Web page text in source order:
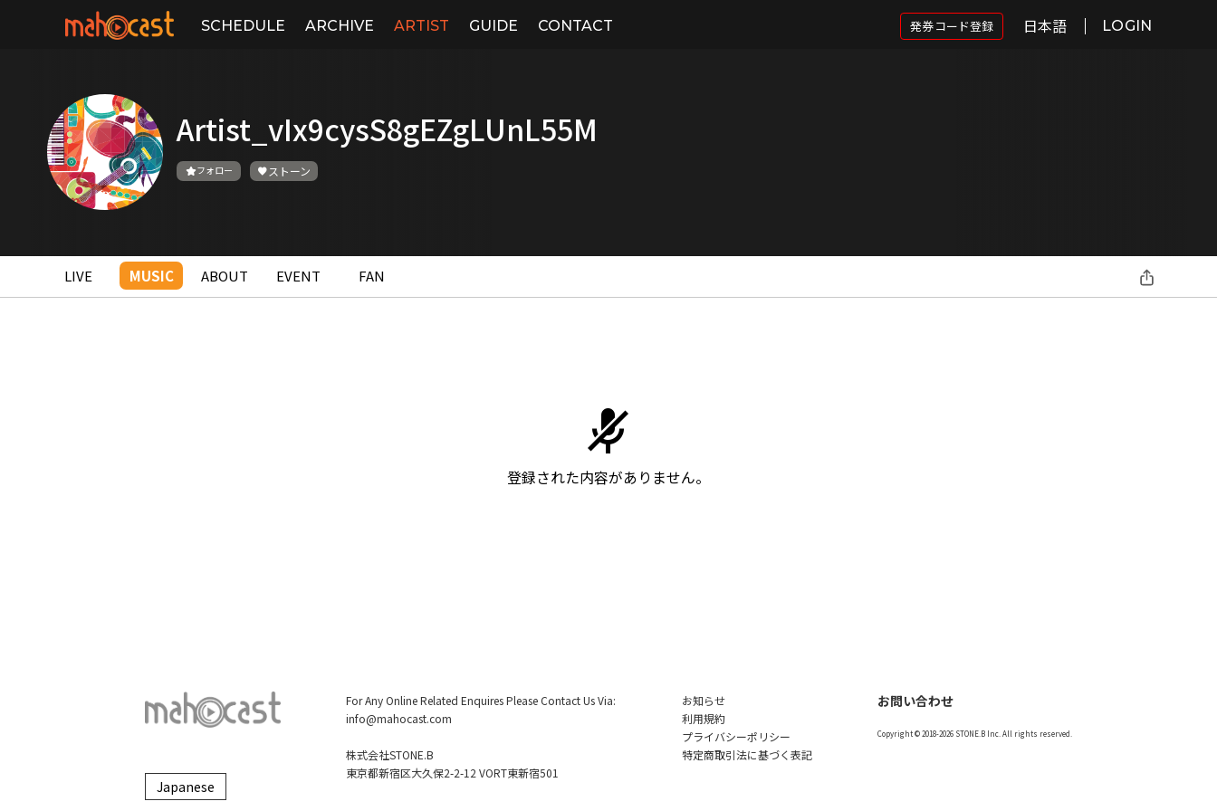
SCHEDULE ARCHIVE ARTIST GUIDE CONTACT 発券コード登録 日本語 LOGIN
Artist_vIx9cysS8gEZgLUnL55M
フォロー ストーン
LIVE MUSIC ABOUT EVENT FAN
登録された内容がありません。
For Any Online Related Enquires Please Contact Us Via:
info@mahocast.com
株式会社STONE.B
東京都新宿区大久保2-2-12 VORT東新宿501
お知らせ
利用規約
プライバシーポリシー
特定商取引法に基づく表記
お問い合わせ
Copyright © 2018-2026 STONE.B Inc. All rights reserved.